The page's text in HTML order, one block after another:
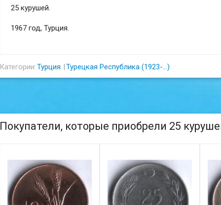
25 курушей.
1967 год, Турция.
Категории:Турция Турецкая Республика (1923-...)
Покупатели, которые приобрели 25